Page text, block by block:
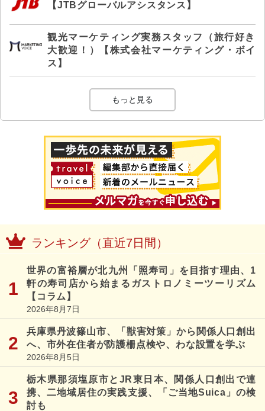
【JTBグローバルアシスタンス】
観光マーケティング実務スタッフ（旅行好き
大歓迎！）【株式会社マーケティング・ボイ
ス】
もっと見る
ランキング（直近7日間）
世界の富裕層が北九州「照寿司」を目指す理由、1
軒の寿司店から始まるガストロノミーツーリズム
【コラム】
2026年8月7日
兵庫県丹波篠山市、「獣害対策」から関係人口創出
へ、市外在住者が防護柵点検や、わな設置を学ぶ
2026年8月5日
栃木県那須塩原市とJR東日本、関係人口創出で連
携、二地域居住の実践支援、「ご当地Suica」の検
討も